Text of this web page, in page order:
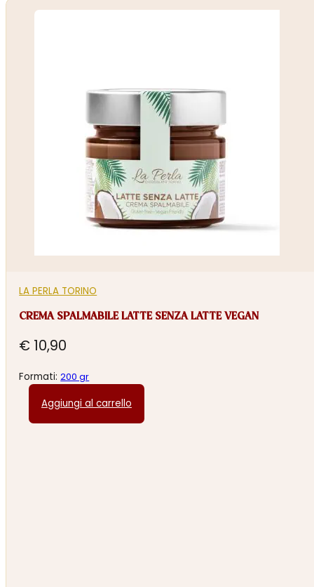
LA PERLA TORINO
CREMA SPALMABILE LATTE SENZA LATTE VEGAN
€ 10,90
Formati:200 gr
Aggiungi al carrello